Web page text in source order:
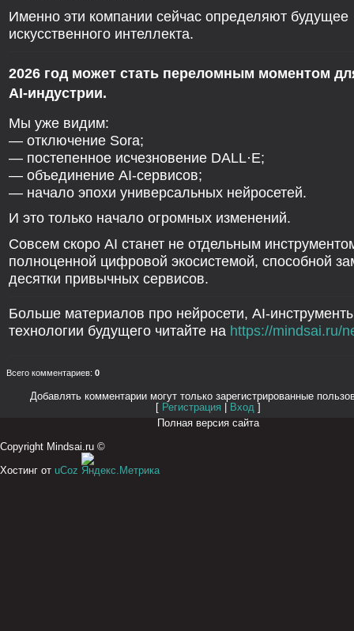
Именно эти компании сейчас определяют будущее
искусственного интеллекта.
2026 год может стать переломным моментом
AI-индустрии.
Мы уже видим:
— отключение Sora;
— постепенное исчезновение DALL·E;
— объединение AI-сервисов;
— начало эпохи универсальных нейросетей.
И это только начало огромных изменений.
Совсем скоро AI станет не отдельным
полноценной цифровой экосистемой, способной
десятки привычных сервисов.
Больше материалов про нейросети, AI-
технологии будущего читайте на https://mindsai.ru/
Всего комментариев: 0
Добавлять комментарии могут только зарегистрированные
[ Регистрация Вход ]
Полная версия сайта
Copyright Mindsai.ru ©
Хостинг от uCoz